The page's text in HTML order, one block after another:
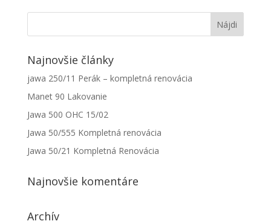
Najnovšie články
jawa 250/11 Perák – kompletná renovácia
Manet 90 Lakovanie
Jawa 500 OHC 15/02
Jawa 50/555 Kompletná renovácia
Jawa 50/21 Kompletná Renovácia
Najnovšie komentáre
Archív